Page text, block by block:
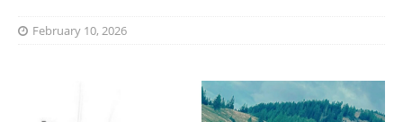
February 10, 2026